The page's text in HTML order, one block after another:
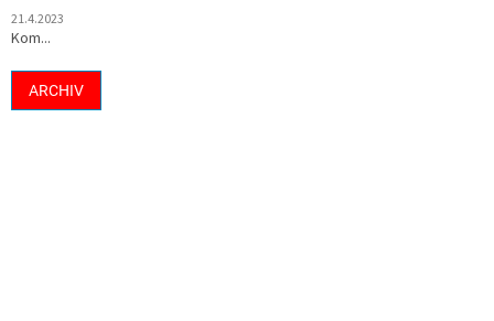
21.4.2023
Kom...
ARCHIV